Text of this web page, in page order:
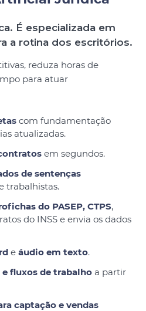
É especializada em
a rotina dos escritórios.
reduza horas de
para atuar
com fundamentação
atualizadas.
em segundos.
de sentenças
trabalhistas.
do PASEP, CTPS,
do INSS e envia os dados
e áudio em texto.
fluxos de trabalhoa partir
captação e vendas